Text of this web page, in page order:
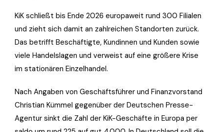
KiK schließt bis Ende 2026 europaweit rund 300 Filialen
und zieht sich damit an zahlreichen Standorten zurück.
Das betrifft Beschäftigte, Kundinnen und Kunden sowie
viele Handelslagen und verweist auf eine größere Krise
im stationären Einzelhandel.
Nach Angaben von Geschäftsführer und Finanzvorstand
Christian Kümmel gegenüber der Deutschen Presse-
Agentur sinkt die Zahl der KiK-Geschäfte in Europa per